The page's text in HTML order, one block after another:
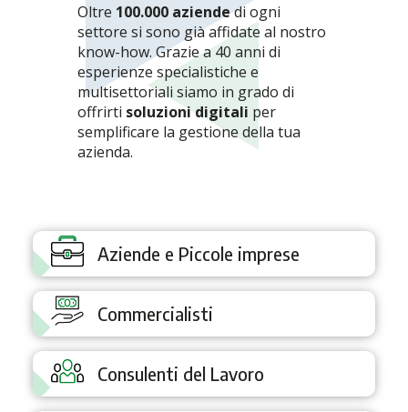
Oltre 100.000 aziendedi ogni
settore si sono già affidate al nostro
know-how. Grazie a 40 anni di
esperienze specialistiche e
multisettoriali siamo in grado di
offrirti soluzioni digitali per
semplificare la gestione della tua
azienda.
Aziende e Piccole imprese
Commercialisti
Consulenti del Lavoro